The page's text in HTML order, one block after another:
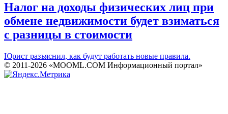
Налог на доходы физических лиц при
обмене недвижимости будет взиматься
с разницы в стоимости
Юрист разъяснил, как будут работать новые правила.
© 2011-2026 «MOOML.COM Информационный портал»